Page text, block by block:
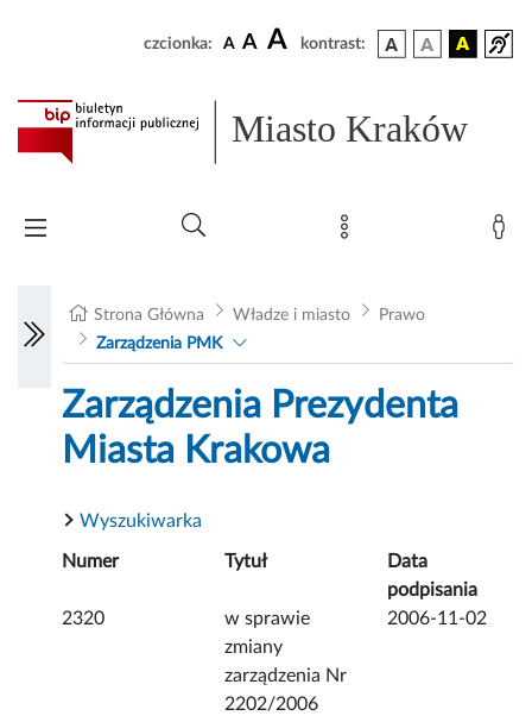
czcionka: A A A kontrast:
Miasto Kraków
Strona Główna Władze i miasto
Prawo
Zarządzenia PMK
Zarządzenia Prezydenta
Miasta Krakowa
Wyszukiwarka
Numer Tytuł
Data
podpisania
2320
w sprawie
zmiany
zarządzenia Nr
2202/2006
2006-11-02